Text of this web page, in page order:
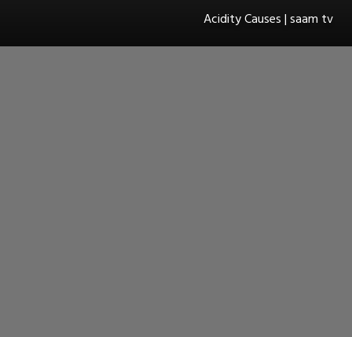
Acidity Causes | saam tv